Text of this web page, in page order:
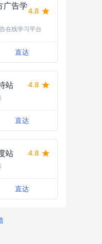
广告学
4.8
在线学习平台
直达
站 4.8
直达
站 4.8
直达